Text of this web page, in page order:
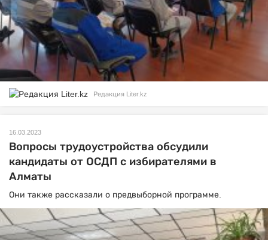
Редакция Liter.kz
16.03.2023
Вопросы трудоустройства обсудили
кандидаты от ОСДП с избирателями в
Алматы
Они также рассказали о предвыборной программе.